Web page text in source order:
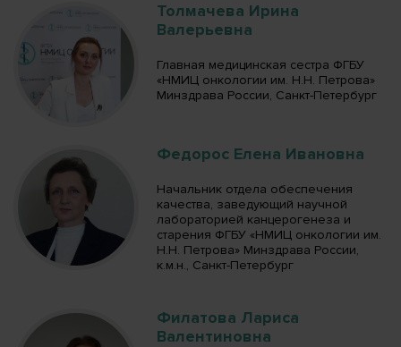
Толмачева Ирина
Валерьевна
Главная медицинская сестра ФГБУ
«НМИЦ онкологии им. Н.Н. Петрова»
Минздрава России, Санкт-Петербург
Федорос Елена Ивановна
Начальник отдела обеспечения
качества, заведующий научной
лабораторией канцерогенеза и
старения ФГБУ «НМИЦ онкологии им.
Н.Н. Петрова» Минздрава России,
к.м.н., Санкт-Петербург
Филатова Лариса
Валентиновна